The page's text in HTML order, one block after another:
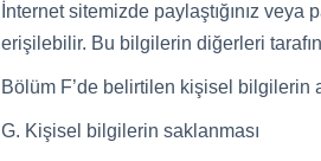
İnternet sitemizde paylaştığınız
erişilebilir. Bu bilgilerin diğerleri
Bölüm F’de belirtilen kişisel bilgilerin
G. Kişisel bilgilerin saklanması